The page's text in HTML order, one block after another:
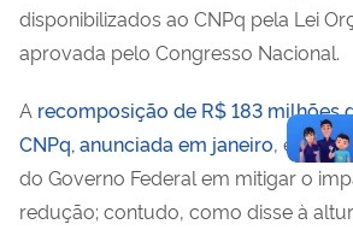
disponibilizados ao CNPq pela Lei
aprovada pelo Congresso Nacional.
A recomposição de R$ 183 milhões
CNPq, anunciada em janeiro,
do Governo Federal em mitigar o
redução; contudo, como disse à